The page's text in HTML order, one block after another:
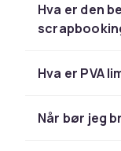
hobbylim og
Valg av riktig
godt utvalg av
det er et
Hva er den
Hva er PVA
Når bør jeg